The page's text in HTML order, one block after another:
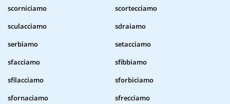
scorniciamo
scortecciamo
sculacciamo
sdraiamo
serbiamo
setacciamo
sfacciamo
sfibbiamo
sfilacciamo
sforbiciamo
sfornaciamo
sfrecciamo